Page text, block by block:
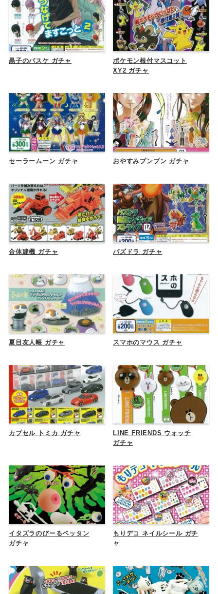
黒子のバスケ ガチャ
ポケモン根付マスコット
XY2 ガチャ
セーラームーン ガチャ おやすみプンプン ガチャ
合体建機 ガチャ パズドラ ガチャ
夏目友人帳 ガチャ スマホのマウス ガチャ
カプセル トミカ ガチャ
LINE FRIENDS ウォッチ
ガチャ
イタズラのびーるペッタン
ガチャ
もりデコ ネイルシール ガチ
ャ